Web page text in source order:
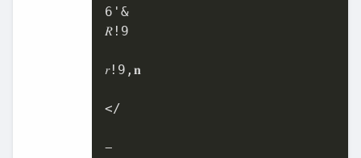
6'&
𝑅!9
𝑟!9,𝐧
</
−